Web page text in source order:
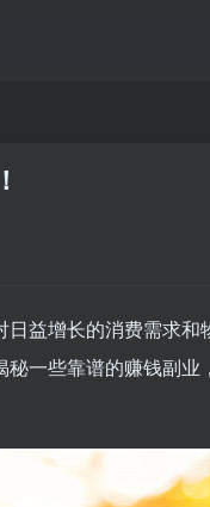
益增长的消费需求
一些靠谱的赚钱副